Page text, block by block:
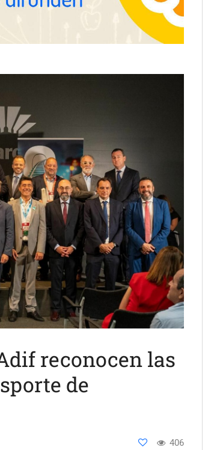
reconocen las
de
406